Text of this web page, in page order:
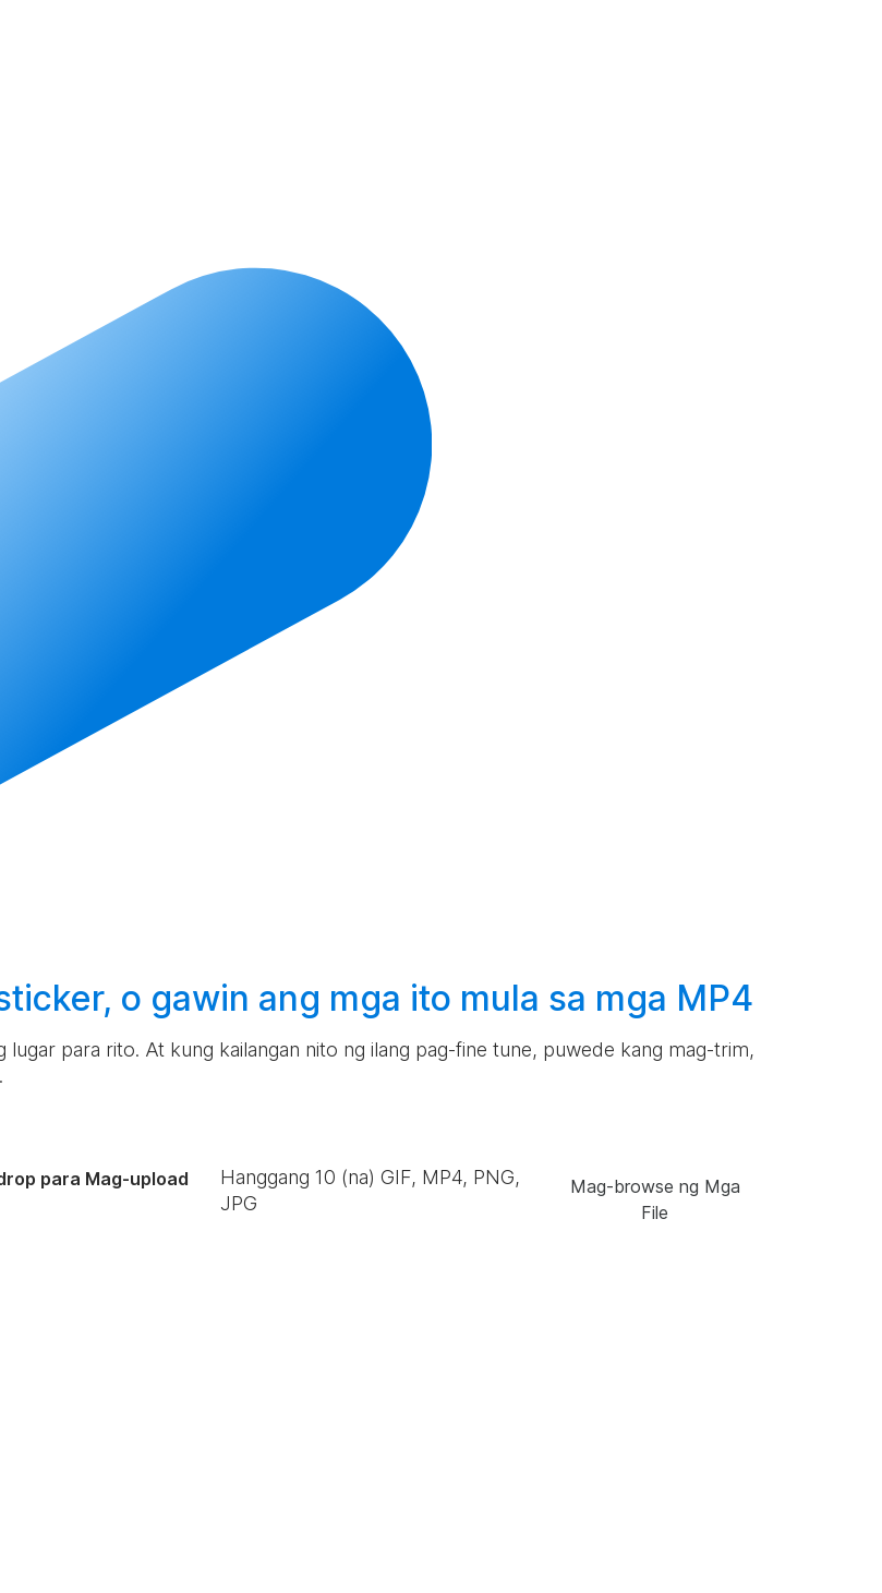
o gawin ang mga ito mula sa mga MP4
para rito. At kung kailangan nito ng ilang pag-fine tune, puwede kang mag-trim,
para Mag-upload
Hanggang10 (na) GIF, MP4, PNG,
JPG
Mag-browse ng Mga
File